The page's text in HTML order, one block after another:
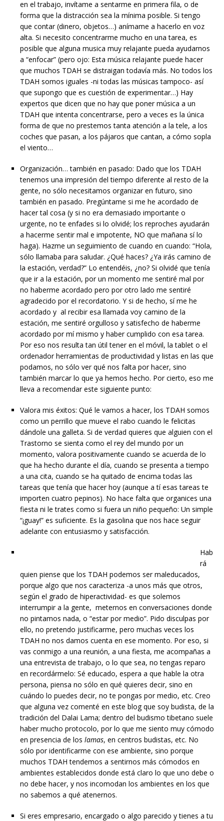
en el trabajo, invítame a sentarme en primera fila, o de
forma que la distracción sea la mínima posible. Si tengo
que contar (dinero, objetos…) anímame a hacerlo en voz
alta. Si necesito concentrarme mucho en una tarea, es
posible que alguna musica muy relajante pueda ayudarnos
a “enfocar” (pero ojo: Esta música relajante puede hacer
que muchos TDAH se distraigan todavía más. No todos los
TDAH somos iguales -ni todas las músicas tampoco- así
que supongo que es cuestión de experimentar…) Hay
expertos que dicen que no hay que poner música a un
TDAH que intenta concentrarse, pero a veces es la única
forma de que no prestemos tanta atención a la tele, a los
coches que pasan, a los pájaros que cantan, a cómo sopla
el viento…
Organización… también en pasado: Dado que los TDAH
tenemos una impresión del tiempo diferente al resto de la
gente, no sólo necesitamos organizar en futuro, sino
también en pasado. Pregúntame si me he acordado de
hacer tal cosa (y si no era demasiado importante o
urgente, no te enfades si lo olvidé; los reproches ayudarán
a hacerme sentir mal e impotente, NO que mañana sí lo
haga). Hazme un seguimiento de cuando en cuando: “Hola,
sólo llamaba para saludar. ¿Qué haces? ¿Ya irás camino de
la estación, verdad?” Lo entendéis, ¿no? Si olvidé que tenía
que ir a la estación, por un momento me sentiré mal por
no haberme acordado pero por otro lado me sentiré
agradecido por el recordatorio. Y si de hecho, sí me he
acordado y al recibir esa llamada voy camino de la
estación, me sentiré orgulloso y satisfecho de haberme
acordado por mí mismo y haber cumplido con esa tarea.
Por eso nos resulta tan útil tener en el móvil, la tablet o el
ordenador herramientas de productividad y listas en las que
podamos, no sólo ver qué nos falta por hacer, sino
también marcar lo que ya hemos hecho. Por cierto, eso me
lleva a recomendar este siguiente punto:
Valora mis éxitos: Qué le vamos a hacer, los TDAH somos
como un perrillo que mueve el rabo cuando le felicitas
dándole una galleta. Si de verdad quieres que alguien con el
Trastorno se sienta como el rey del mundo por un
momento, valora positivamente cuando se acuerda de lo
que ha hecho durante el día, cuando se presenta a tiempo
a una cita, cuando se ha quitado de encima todas las
tareas que tenía que hacer hoy (aunque a tí esas tareas te
importen cuatro pepinos). No hace falta que organices una
fiesta ni le trates como si fuera un niño pequeño: Un simple
“¡guay!” es suficiente. Es la gasolina que nos hace seguir
adelante con entusiasmo y satisfacción.
Hab
rá
quien piense que los TDAH podemos ser maleducados,
porque algo que nos caracteriza -a unos más que otros,
según el grado de hiperactividad- es que solemos
interrumpir a la gente, meternos en conversaciones donde
no pintamos nada, o “estar por medio”. Pido disculpas por
ello, no pretendo justificarme, pero muchas veces los
TDAH no nos damos cuenta en ese momento. Por eso, si
vas conmigo a una reunión, a una fiesta, me acompañas a
una entrevista de trabajo, o lo que sea, no tengas reparo
en recordármelo: Sé educado, espera a que hable la otra
persona, piensa no sólo en qué quieres decir, sino en
cuándo lo puedes decir, no te pongas por medio, etc. Creo
que alguna vez comenté en este blog que soy budista, de la
tradición del Dalai Lama; dentro del budismo tibetano suele
haber mucho protocolo, por lo que me siento muy cómodo
en presencia de los lamas, en centros budistas, etc. No
sólo por identificarme con ese ambiente, sino porque
muchos TDAH tendemos a sentirnos más cómodos en
ambientes establecidos donde está claro lo que uno debe o
no debe hacer, y nos incomodan los ambientes en los que
no sabemos a qué atenernos.
Si eres empresario, encargado o algo parecido y tienes a tu